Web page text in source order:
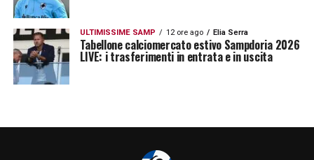
ULTIMISSIME SAMP 12 ore ago Elia Serra
Tabellone calciomercato estivo Sampdoria 2026
LIVE: i trasferimenti in entrata e in uscita